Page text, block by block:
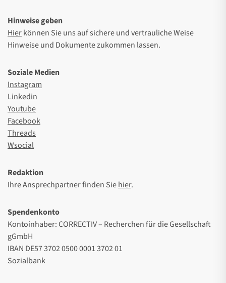
Hinweise geben
Hierkönnen Sie uns auf sichere und vertrauliche Weise
Hinweise und Dokumente zukommen lassen.
Soziale Medien
Instagram
Linkedin
Youtube
Facebook
Threads
Wsocial
Redaktion
Ihre Ansprechpartner finden Siehier.
Spendenkonto
Kontoinhaber: CORRECTIV – Recherchen für die Gesellschaft
gGmbH
IBAN DE57 3702 0500 0001 3702 01
Sozialbank